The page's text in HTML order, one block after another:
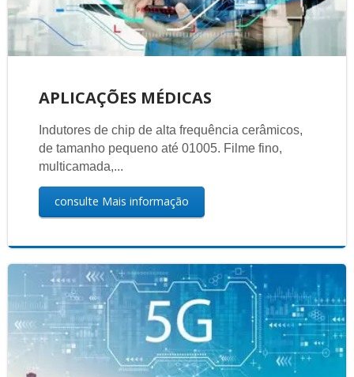
APLICAÇÕES MÉDICAS
Indutores de chip de alta frequência cerâmicos,
de tamanho pequeno até 01005. Filme fino,
multicamada,...
consulte Mais informação